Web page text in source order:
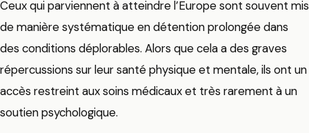
Ceux qui parviennent à atteindre l’Europe sont souvent mis
de manière systématique en détention prolongée dans
des conditions déplorables. Alors que cela a des graves
répercussions sur leur santé physique et mentale, ils ont un
accès restreint aux soins médicaux et très rarement à un
soutien psychologique.